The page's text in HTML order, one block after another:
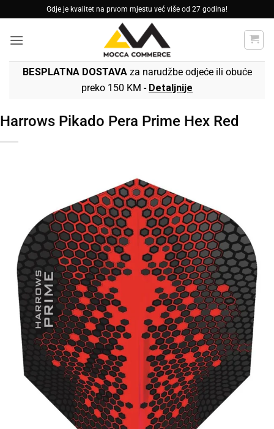
to
content
Gdje je kvalitet na prvom mjestu već više od 27 godina!
BESPLATNA DOSTAVAza narudžbe odjeće ili obuće
preko 150 KM - Detaljnije
Harrows Pikado Pera Prime Hex Red